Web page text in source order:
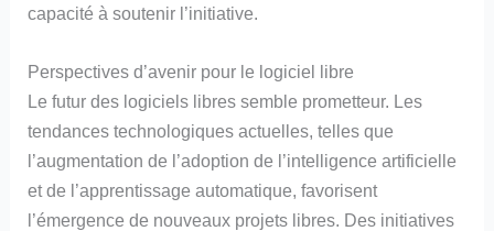
capacité à soutenir l’initiative.
Perspectives d’avenir pour le logiciel libre
Le futur des logiciels libres semble prometteur. Les
tendances technologiques actuelles, telles que
l’augmentation de l’adoption de l’intelligence artificielle
et de l’apprentissage automatique, favorisent
l’émergence de nouveaux projets libres. Des initiatives